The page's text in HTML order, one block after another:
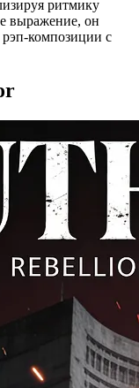
ритмику
выражение, он
композиции с